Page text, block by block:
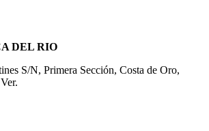
DEL RIO
S/N, Primera Sección, Costa de Oro,